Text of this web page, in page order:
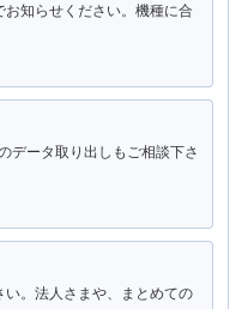
知らせください。機種に合
データ取り出しもご相談下さ
。法人さまや、まとめての